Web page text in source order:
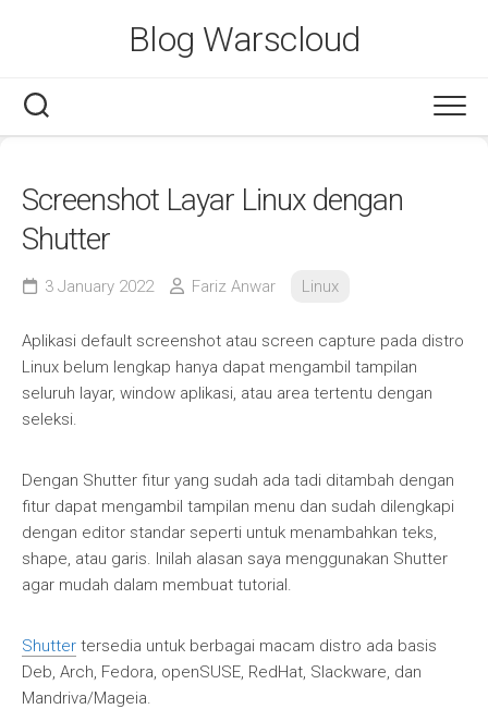
Blog Warscloud
Screenshot Layar Linux dengan
Shutter
3 January 2022 Fariz Anwar Linux
Aplikasi default screenshot atau screen capture pada distro
Linux belum lengkap hanya dapat mengambil tampilan
seluruh layar, window aplikasi, atau area tertentu dengan
seleksi.
Dengan Shutter fitur yang sudah ada tadi ditambah dengan
fitur dapat mengambil tampilan menu dan sudah dilengkapi
dengan editor standar seperti untuk menambahkan teks,
shape, atau garis. Inilah alasan saya menggunakan Shutter
agar mudah dalam membuat tutorial.
Shutter tersedia untuk berbagai macam distro ada basis
Deb, Arch, Fedora, openSUSE, RedHat, Slackware, dan
Mandriva/Mageia.